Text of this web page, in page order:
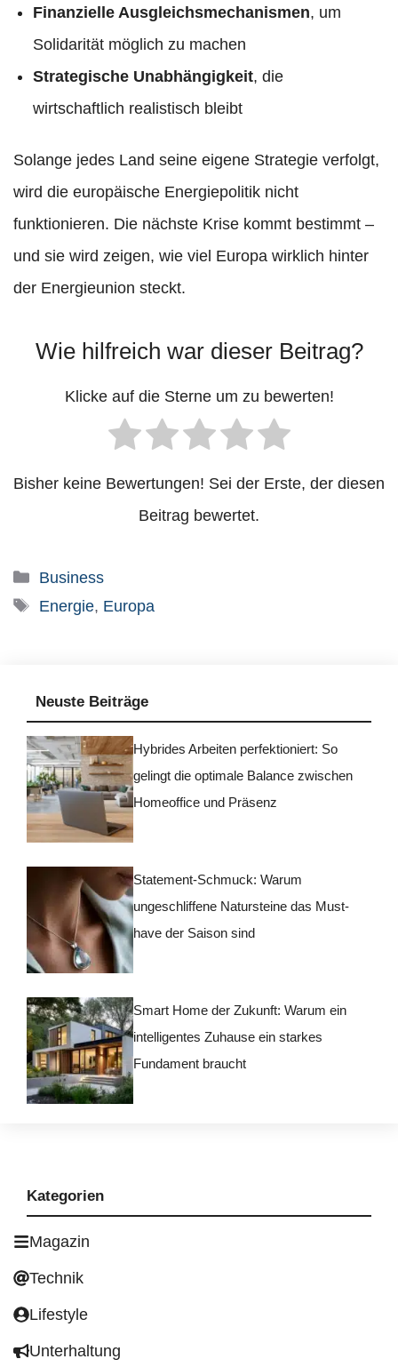
Finanzielle Ausgleichsmechanismen, um
Solidarität möglich zu machen
Strategische Unabhängigkeit, die
wirtschaftlich realistisch bleibt
Solange jedes Land seine eigene Strategie verfolgt,
wird die europäische Energiepolitik nicht
funktionieren. Die nächste Krise kommt bestimmt –
und sie wird zeigen, wie viel Europa wirklich hinter
der Energieunion steckt.
Wie hilfreich war dieser Beitrag?
Klicke auf die Sterne um zu bewerten!
Bisher keine Bewertungen! Sei der Erste, der diesen
Beitrag bewertet.
Kategorien
Business
Schlagwörter
Energie, Europa
Neuste Beiträge
Hybrides Arbeiten perfektioniert: So
gelingt die optimale Balance zwischen
Homeoffice und Präsenz
Statement-Schmuck: Warum
ungeschliffene Natursteine das Must-
have der Saison sind
Smart Home der Zukunft: Warum ein
intelligentes Zuhause ein starkes
Fundament braucht
Kategorien
Magazin
Technik
Lifestyle
Unterhaltung